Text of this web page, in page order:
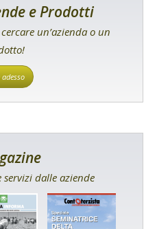
e Prodotti
un’azienda o un
adesso
dalle aziende